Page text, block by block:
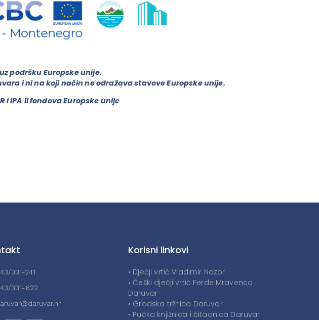
podršku Europske unije.
i ni na koji način ne odražava stavove Europske unije.
i IPA II fondova Europske unije
331-241
331-622
Korisni linkovi
• Dječji vrtić Vladimir Nazor
• Češki dječji vrtić Ferde Mravenca
Daruvar
• Gradska tržnica Daruvar
• Pučka knjižnica i čitaonica Daruvar